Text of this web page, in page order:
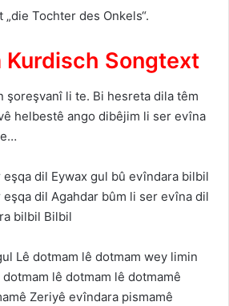
„die Tochter des Onkels“.
Kurdisch Songtext
şoreşvanî li te. Bi hesreta dila têm
helbestê ango dibêjim li ser evîna
dil Eywax gul bû evîndara bilbil
dil Agahdar bûm li ser evîna dil
bilbil Bilbil
Lê dotmam lê dotmam wey limin
lê dotmam lê dotmamê
Zeriyê evîndara pismamê